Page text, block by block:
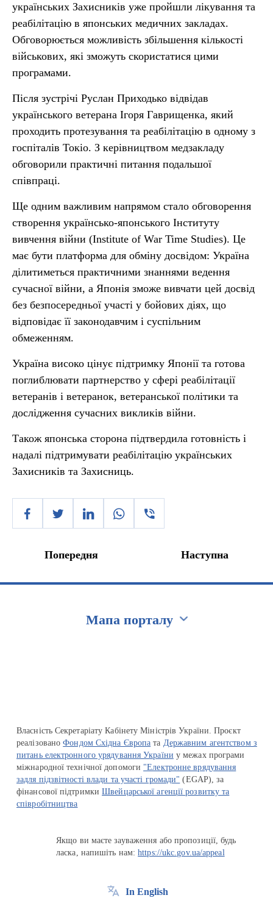
українських Захисників уже пройшли лікування та
реабілітацію в японських медичних закладах.
Обговорюється можливість збільшення кількості
військових, які зможуть скористатися цими
програмами.
Після зустрічі Руслан Приходько відвідав
українського ветерана Ігоря Гаврищенка, який
проходить протезування та реабілітацію в одному з
госпіталів Токіо. З керівництвом медзакладу
обговорили практичні питання подальшої
співпраці.
Ще одним важливим напрямом стало обговорення
створення українсько-японського Інституту
вивчення війни (Institute of War Time Studies). Це
має бути платформа для обміну досвідом: Україна
ділитиметься практичними знаннями ведення
сучасної війни, а Японія зможе вивчати цей досвід
без безпосередньої участі у бойових діях, що
відповідає її законодавчим і суспільним
обмеженням.
Україна високо цінує підтримку Японії та готова
поглиблювати партнерство у сфері реабілітації
ветеранів і ветеранок, ветеранської політики та
дослідження сучасних викликів війни.
Також японська сторона підтвердила готовність і
надалі підтримувати реабілітацію українських
Захисників та Захисниць.
Попередня Наступна
Мапа порталу
Власність Секретаріату Кабінету Міністрів України. Проєкт
реалізованоФондом Східна Європа та Державним агентством з
питань електронного урядування України у межах програми
міжнародної технічної допомоги "Електронне врядування
задля підзвітності влади та участі громади" (EGAP), за
фінансової підтримкиШвейцарської агенції розвитку та
співробітництва
Якщо ви маєте зауваження або пропозиції, будь
ласка, напишіть нам:https://ukc.gov.ua/appeal
In English